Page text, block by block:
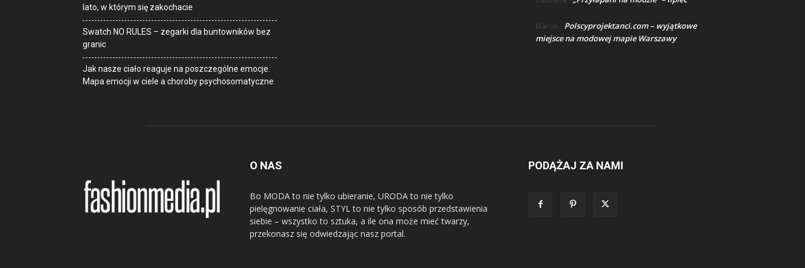
lato, w którym się zakochacie
Swatch NO RULES – zegarki dla buntowników bez
granic
Jak nasze ciało reaguje na poszczególne emocje.
Mapa emocji w ciele a choroby psychosomatyczne
Marcin - Polscyprojektanci.com – wyjątkowe
miejsce na modowej mapie Warszawy
O NAS
Bo MODA to nie tylko ubieranie, URODA to nie tylko
pielęgnowanie ciała, STYL to nie tylko sposób przedstawienia
siebie – wszystko to sztuka, a ile ona może mieć twarzy,
przekonasz się odwiedzając nasz portal.
PODĄŻAJ ZA NAMI